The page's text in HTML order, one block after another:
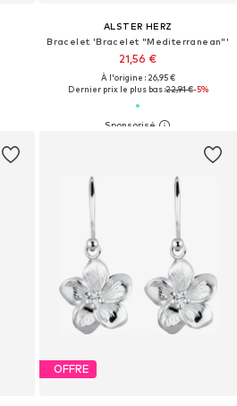
ALSTER HERZ
Bracelet 'Bracelet "Mediterranean"'
21,56 €
À l'origine : 26,95 €
Dernier prix le plus bas :22,91 €-5%
OFFRE